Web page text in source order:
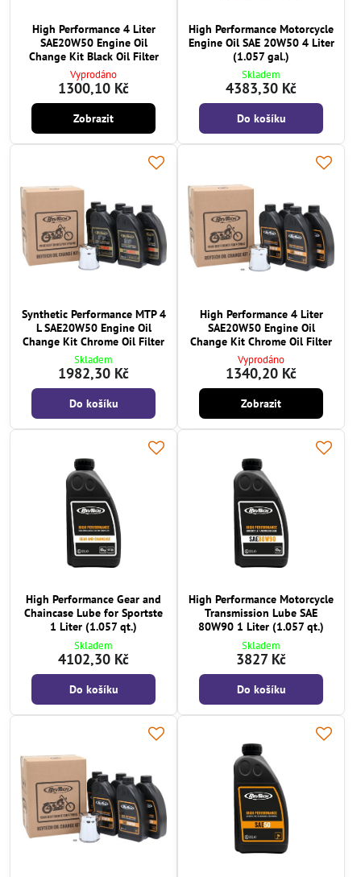
High Performance 4 Liter
SAE20W50 Engine Oil
Change Kit Black Oil Filter
Vyprodáno
1300,10 Kč
Zobrazit
High Performance Motorcycle
Engine Oil SAE 20W50 4 Liter
(1.057 gal.)
Skladem
4383,30 Kč
Do košíku
Synthetic Performance MTP 4
L SAE20W50 Engine Oil
Change Kit Chrome Oil Filter
Skladem
1982,30 Kč
Do košíku
High Performance 4 Liter
SAE20W50 Engine Oil
Change Kit Chrome Oil Filter
Vyprodáno
1340,20 Kč
Zobrazit
High Performance Gear and
Chaincase Lube for Sportste
1 Liter (1.057 qt.)
Skladem
4102,30 Kč
Do košíku
High Performance Motorcycle
Transmission Lube SAE
80W90 1 Liter (1.057 qt.)
Skladem
3827 Kč
Do košíku